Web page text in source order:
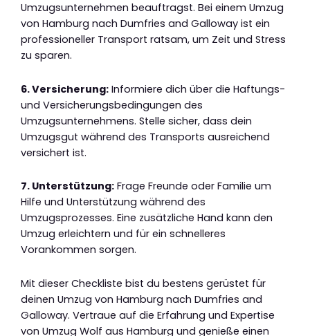
Umzugsunternehmen beauftragst. Bei einem Umzug
von Hamburg nach Dumfries and Galloway ist ein
professioneller Transport ratsam, um Zeit und Stress
zu sparen.
6. Versicherung: Informiere dich über die Haftungs-
und Versicherungsbedingungen des
Umzugsunternehmens. Stelle sicher, dass dein
Umzugsgut während des Transports ausreichend
versichert ist.
7. Unterstützung: Frage Freunde oder Familie um
Hilfe und Unterstützung während des
Umzugsprozesses. Eine zusätzliche Hand kann den
Umzug erleichtern und für ein schnelleres
Vorankommen sorgen.
Mit dieser Checkliste bist du bestens gerüstet für
deinen Umzug von Hamburg nach Dumfries and
Galloway. Vertraue auf die Erfahrung und Expertise
von Umzug Wolf aus Hamburg und genieße einen